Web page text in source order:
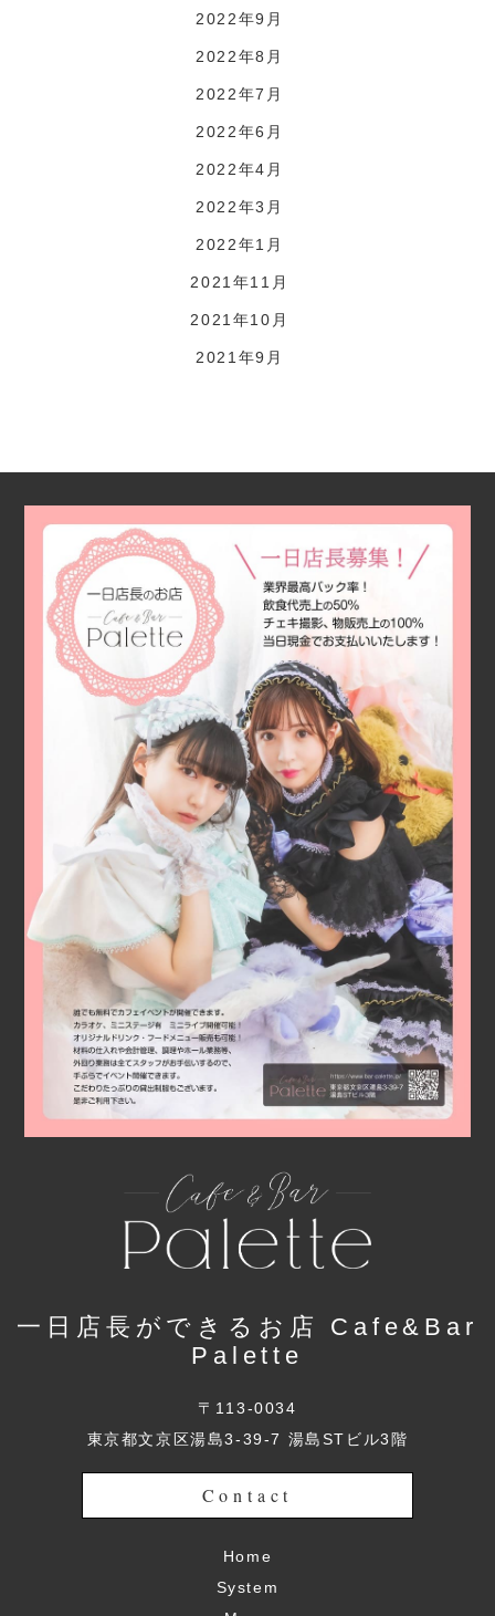
2022年9月
2022年8月
2022年7月
2022年6月
2022年4月
2022年3月
2022年1月
2021年11月
2021年10月
2021年9月
一日店長ができるお店 Cafe&Bar
Palette
〒113-0034
東京都文京区湯島3-39-7 湯島STビル3階
Contact
Home
System